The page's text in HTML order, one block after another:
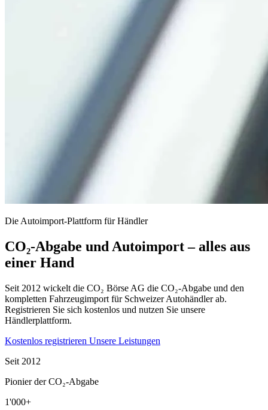
Die Autoimport-Plattform für Händler
CO₂-Abgabe und Autoimport – alles aus
einer Hand
Seit 2012 wickelt die CO₂ Börse AG die CO₂-Abgabe und den
kompletten Fahrzeugimport für Schweizer Autohändler ab.
Registrieren Sie sich kostenlos und nutzen Sie unsere
Händlerplattform.
Kostenlos registrieren Unsere Leistungen
Seit 2012
Pionier der CO₂-Abgabe
1'000+